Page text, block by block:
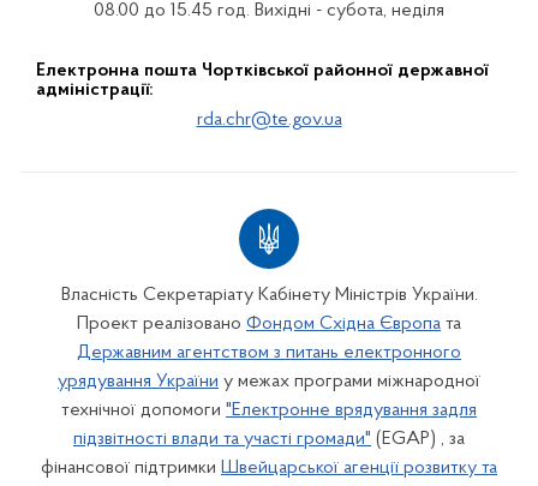
08.00 до 15.45 год. Вихідні - субота, неділя
Електронна пошта Чортківської районної державної
адміністрації:
rda.chr@te.gov.ua
Власність Секретаріату Кабінету Міністрів України.
Проект реалізовано Фондом Східна Європа та
Державним агентством з питань електронного
урядування України у межах програми міжнародної
технічної допомоги "Електронне врядування задля
підзвітності влади та участі громади" (EGAP) , за
фінансової підтримки Швейцарської агенції розвитку та